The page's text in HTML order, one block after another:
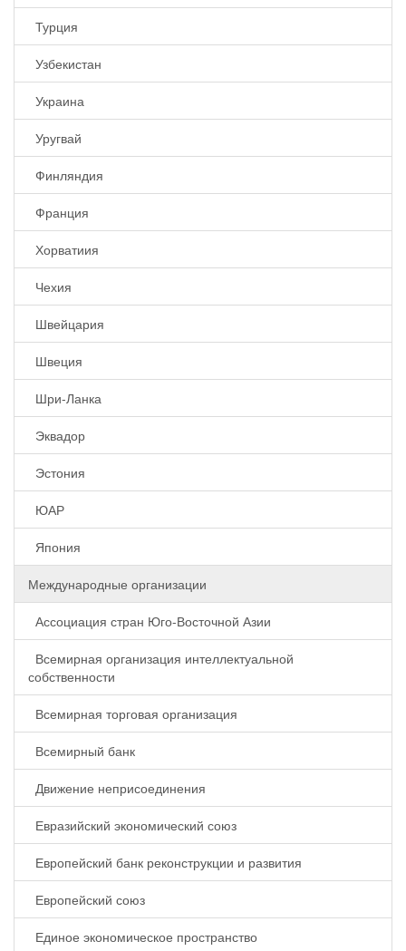
Турция
Узбекистан
Украина
Уругвай
Финляндия
Франция
Хорватиия
Чехия
Швейцария
Швеция
Шри-Ланка
Эквадор
Эстония
ЮАР
Япония
Международные организации
Ассоциация стран Юго-Восточной Азии
Всемирная организация интеллектуальной
собственности
Всемирная торговая организация
Всемирный банк
Движение неприсоединения
Евразийский экономический союз
Европейский банк реконструкции и развития
Европейский союз
Единое экономическое пространство